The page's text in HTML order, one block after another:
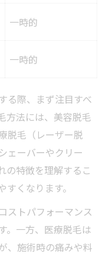
一時的
一時的
る際、まず注目すべ
方法には、美容脱毛
脱毛（レーザー脱
ェーバーやクリー
の特徴を理解するこ
くなります。
ストパフォーマンス
。一方、医療脱毛は
、施術時の痛みや料